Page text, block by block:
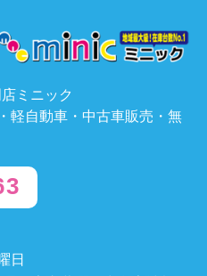
ミニック
軽自動車・中古車販売・無
日